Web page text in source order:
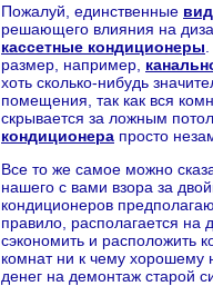
Пожалуй, единственные
решающего влияния на
кассетные кондиционеры
размер, например,
хоть сколько-нибудь
помещения, так как вся
скрывается за ложным
кондиционера просто
Все то же самое можно
нашего с вами взора за
кондиционеров
правило, располагается на
сэкономить и расположить
комнат ни к чему хорошему
денег на демонтаж старой